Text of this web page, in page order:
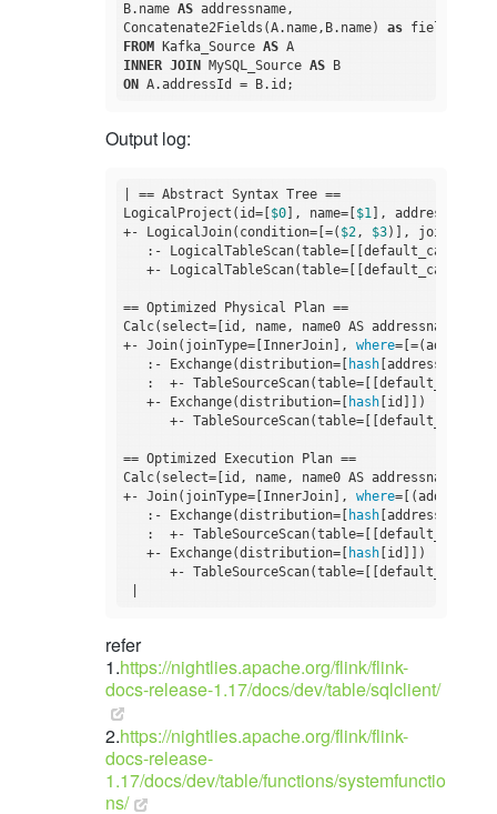
B.name AS addressname,
Concatenate2Fields(A.name,B.name) as
FROM Kafka_Source AS
A
INNER JOIN MySQL_Source AS
ON
Output log:
| == Abstract Syntax Tree ==
LogicalProject(id=[ $0], name=[ $1], addressname=[
+- LogicalJoin(condition=[=( $2, $3)],
:- LogicalTableScan(table=[[default_catalog,
+- LogicalTableScan(table=[[default_catalog,
== Optimized Physical Plan ==
Calc(select=[id, name, name0 AS addressname,
+- Join(joinType=[InnerJoin], where
   :- Exchange(distribution=[
hash[addressId]])
:  +-
   +- Exchange(distribution=[
hash[id]])
+-
== Optimized Execution Plan ==
Calc(select=[id, name, name0 AS addressname,
+- Join(joinType=[InnerJoin], where=[(addressId
   :- Exchange(distribution=[
hash[addressId]])
:  +-
   +- Exchange(distribution=[
hash[id]])
+-
refer
1.https://nightlies.apache.org/flink/flink-
docs-release-1.17/docs/dev/table/sqlclient/
2.https://nightlies.apache.org/flink/flink-
docs-release-
1.17/docs/dev/table/functions/systemfunctio
ns/